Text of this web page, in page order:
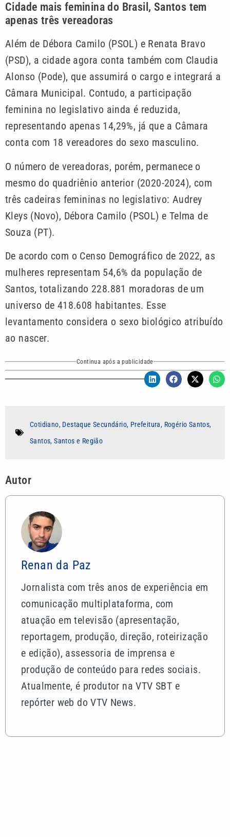
Cidade mais feminina do Brasil, Santos tem
apenas três vereadoras
Além de Débora Camilo (PSOL) e Renata Bravo
(PSD), a cidade agora conta também com Claudia
Alonso (Pode), que assumirá o cargo e integrará a
Câmara Municipal. Contudo, a participação
feminina no legislativo ainda é reduzida,
representando apenas 14,29%, já que a Câmara
conta com 18 vereadores do sexo masculino.
O número de vereadoras, porém, permanece o
mesmo do quadriênio anterior (2020-2024), com
três cadeiras femininas no legislativo: Audrey
Kleys (Novo), Débora Camilo (PSOL) e Telma de
Souza (PT).
De acordo com o Censo Demográfico de 2022, as
mulheres representam 54,6% da população de
Santos, totalizando 228.881 moradoras de um
universo de 418.608 habitantes. Esse
levantamento considera o sexo biológico atribuído
ao nascer.
Continua após a publicidade
Cotidiano, Destaque Secundário, Prefeitura, Rogério Santos,
Santos,Santos e Região
Autor
Renan da Paz
Jornalista com três anos de experiência em
comunicação multiplataforma, com
atuação em televisão (apresentação,
reportagem, produção, direção, roteirização
e edição), assessoria de imprensa e
produção de conteúdo para redes sociais.
Atualmente, é produtor na VTV SBT e
repórter web do VTV News.